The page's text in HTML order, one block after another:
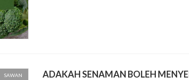
SAWAN ADAKAH SENAMAN BOLEH